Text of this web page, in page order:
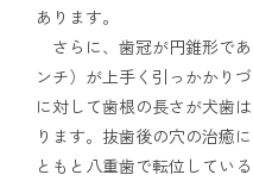
あります。
さらに、歯冠が円錐形で
ンチ）が上手く引っかかり
に対して歯根の長さが犬歯
ります。抜歯後の穴の治癒
ともと八重歯で転位してい